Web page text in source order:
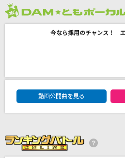
アイナ・ジ・エンド
テレサ・テン
[生音]はじまりの合図
ケツメイシ
僕達は天使だった
影山ヒロノブ
今なら採用のチャンス！
DAM★ともボーカルエン
動画公開曲を見る